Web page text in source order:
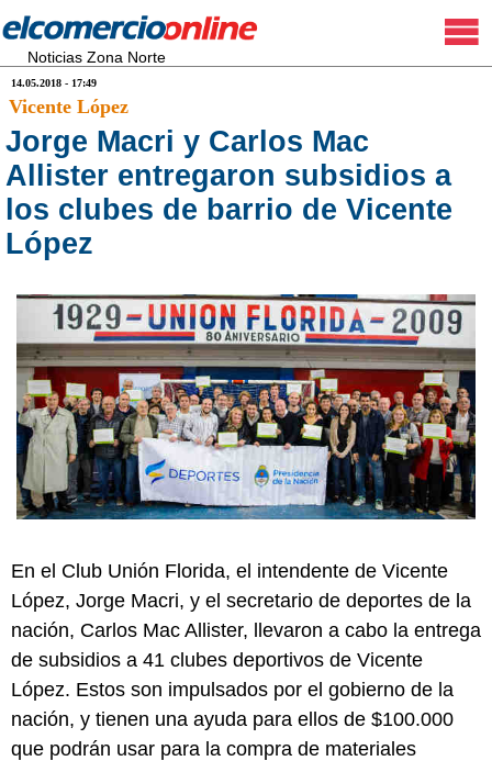
Noticias Zona Norte
14.05.2018 - 17:49
Vicente López
Jorge Macri y Carlos Mac
Allister entregaron subsidios a
los clubes de barrio de Vicente
López
En el Club Unión Florida, el intendente de Vicente
López, Jorge Macri, y el secretario de deportes de la
nación, Carlos Mac Allister, llevaron a cabo la entrega
de subsidios a 41 clubes deportivos de Vicente
López. Estos son impulsados por el gobierno de la
nación, y tienen una ayuda para ellos de $100.000
que podrán usar para la compra de materiales